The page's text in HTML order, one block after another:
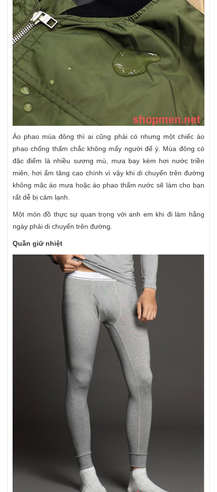
Áo phao mùa đông thì ai cũng phải có nhưng một chiếc áo
phao chống thấm chắc không mấy người để ý. Mùa đông có
đặc điểm là nhiều sương mù, mưa bay kèm hơi nước triền
miên, hơi ẩm tăng cao chính vì vậy khi di chuyển trên đường
không mặc áo mưa hoặc áo phao thấm nước sẽ làm cho bạn
rất dễ bị cảm lạnh.
Một món đồ thực sự quan trọng với anh em khi đi làm hằng
ngày phải di chuyển trên đường.
Quần giữ nhiệt